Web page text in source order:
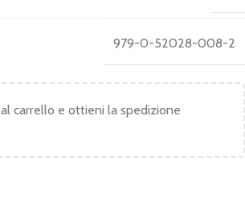
979-0-52028-008-2
al carrello e ottieni la spedizione